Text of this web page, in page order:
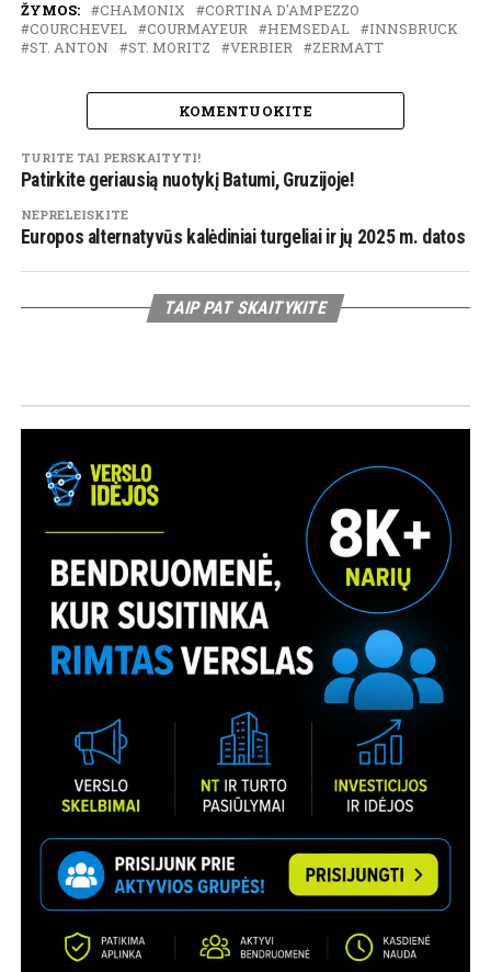
ŽYMOS: CHAMONIX
CORTINA D'AMPEZZO
COURCHEVEL
COURMAYEUR HEMSEDAL
INNSBRUCK
ST. ANTON
ST. MORITZ VERBIER ZERMATT
KOMENTUOKITE
TURITE TAI PERSKAITYTI!
Patirkite geriausią nuotykį Batumi, Gruzijoje!
NEPRELEISKITE
Europos alternatyvūs kalėdiniai turgeliai ir jų 2025 m. datos
TAIP PAT SKAITYKITE